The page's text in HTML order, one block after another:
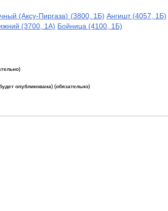
(Аксу-Пиргаза) (3800, 1Б) Ангишт (4057, 1Б)
(3700, 1А) Бойница (4100, 1Б)
опубликована) (обязательно)